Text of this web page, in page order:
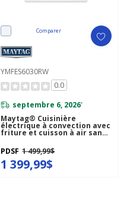
Comparer
YMFES6030RW
0.0
septembre 6, 2026*
Maytag® Cuisinière
électrique à convection avec
friture et cuisson à air sans
cu YMFES6030RW
PDSF 1 499,99$
1 399,99$